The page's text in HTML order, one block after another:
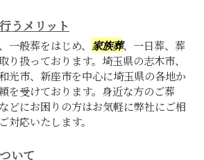
うメリット
一般葬をはじめ、 家族葬、一日葬、葬
り扱っております。埼玉県の志木市、
光市、新座市を中心に埼玉県の各地か
を受けております。身近な方のご葬
どにお困りの方はお気軽に弊社にご相
対応いたします。
いて